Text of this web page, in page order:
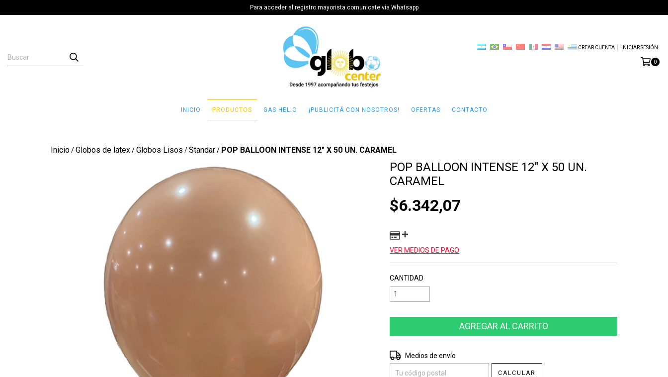
Para acceder al registro mayorista comunicate vía Whatsapp
CREAR CUENTA INICIAR SESIÓN
0
INICIO PRODUCTOS GAS HELIO ¡PUBLICITÁ CON NOSOTROS! OFERTAS CONTACTO
Inicio/Globos de latex/Globos Lisos /Standar/ POP BALLOON INTENSE 12" X 50 UN. CARAMEL
POP BALLOON INTENSE 12" X 50 UN.
CARAMEL
$6.342,07
VER MEDIOS DE PAGO
CANTIDAD
Entregas para el CP:
Medios de envío
CALCULAR